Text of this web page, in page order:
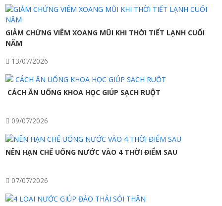
GIẢM CHỨNG VIÊM XOANG MŨI KHI THỜI TIẾT LẠNH CUỐI
NĂM
13/07/2026
CÁCH ĂN UỐNG KHOA HỌC GIÚP SẠCH RUỘT
09/07/2026
NÊN HẠN CHẾ UỐNG NƯỚC VÀO 4 THỜI ĐIỂM SAU
07/07/2026